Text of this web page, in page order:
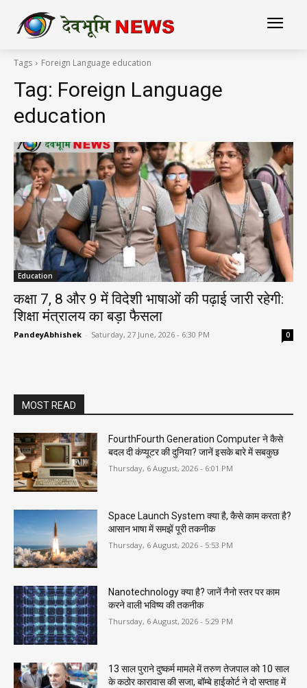
Tags Foreign Language education
Tag: Foreign Language
education
Education
कक्षा 7, 8 और 9 में विदेशी भाषाओं की पढ़ाई जारी रहेगी:
शिक्षा मंत्रालय का बड़ा फैसला
PandeyAbhishek - Saturday, 27 June, 2026 - 6:30 PM 0
MOST READ
FourthFourth Generation Computer ने कैसे
बदल दी कंप्यूटर की दुनिया? जानें इसके बारे में सबकुछ
Thursday, 6 August, 2026 - 6:01 PM
Space Launch System क्या है, कैसे काम करता है?
आसान भाषा में समझें पूरी तकनीक
Thursday, 6 August, 2026 - 5:53 PM
Nanotechnology क्या है? जानें नैनो स्तर पर काम
करने वाली भविष्य की तकनीक
Thursday, 6 August, 2026 - 5:29 PM
13 साल पुराने दुष्कर्म मामले में तरुण तेजपाल को 10 साल
के कठोर कारावास की सजा, बॉम्बे हाईकोर्ट ने दो सप्ताह में